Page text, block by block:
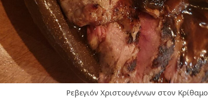
Ρεβεγιόν Χριστουγέννων στον Κρίθαμο